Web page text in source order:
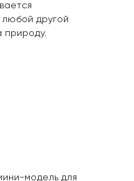
любой другой
природу.
модель для